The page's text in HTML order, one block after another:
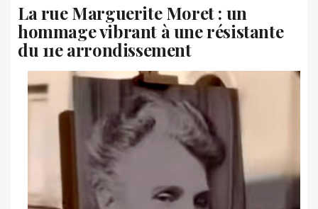
La rue Marguerite Moret : un
hommage vibrant à une résistante
du 11e arrondissement